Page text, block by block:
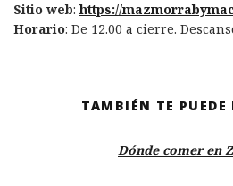
Sitio web:https://
Horario: De 12.00 a cierre.
TAMBIÉN TE PUEDE
Dónde comer en